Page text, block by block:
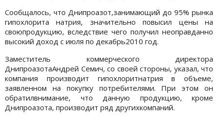
Сообщалось, что Днипроазот,занимающий до 95% рынка
гипохлорита натрия, значительно повысил цены на
своюпродукцию, вследствие чего получил неоправданно
высокий доход с июля по декабрь2010 год.
Заместитель коммерческого директора
ДнипроазотаАндрей Семич, со своей стороны, указал, что
компания производит гипохлоритнатрия в объеме,
заявленном на покупку потребителями. При этом он
обратилвнимание, что данную продукцию, кроме
Днипроазота, производит ряд другихкомпаний.